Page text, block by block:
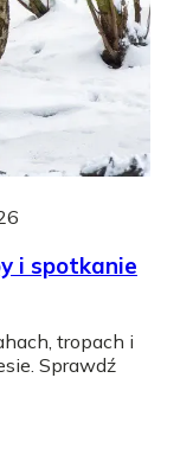
i spotkanie
tropach i
Sprawdź